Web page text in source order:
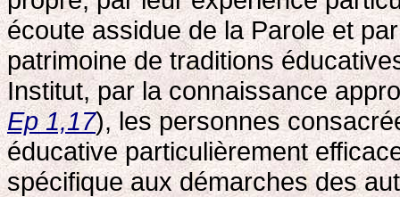
écoute assidue de la Parole et
patrimoine de traditions
Institut, par la connaissance
Ep 1,17), les personnes
éducative particulièrement
spécifique aux démarches des